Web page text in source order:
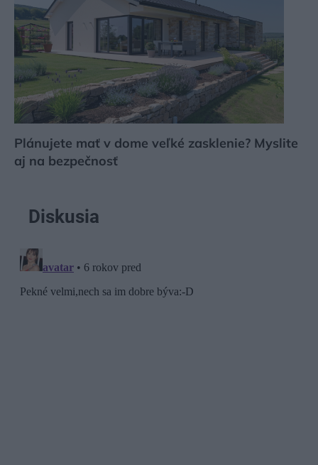
Plánujete mať v dome veľké zasklenie? Myslite
aj na bezpečnosť
Diskusia